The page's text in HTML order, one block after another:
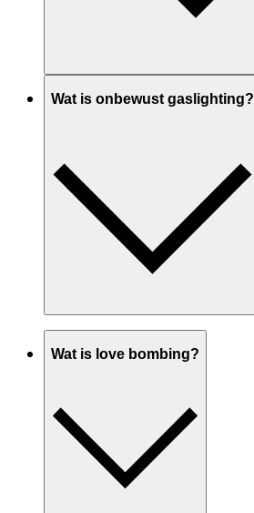
Wat is onbewust gaslighting?
Wat is love bombing?